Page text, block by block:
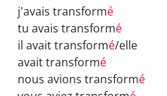
j'avais transformé
tu avais transformé
il avait transformé/elle
avait transformé
nous avions transformé